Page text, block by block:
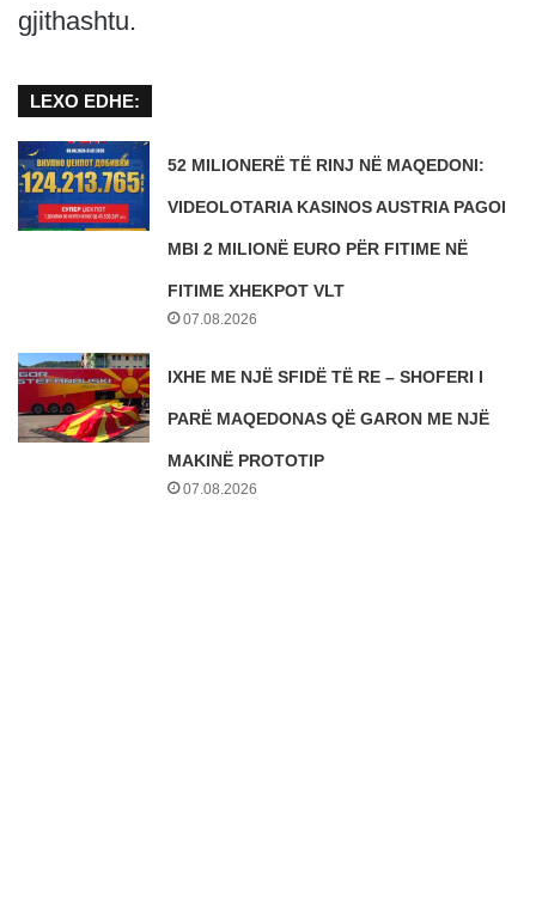
gjithashtu.
LEXO EDHE:
52 MILIONERË TË RINJ NË MAQEDONI:
VIDEOLOTARIA KASINOS AUSTRIA PAGOI
MBI 2 MILIONË EURO PËR FITIME NË
FITIME XHEKPOT VLT
07.08.2026
IXHE ME NJË SFIDË TË RE – SHOFERI I
PARË MAQEDONAS QË GARON ME NJË
MAKINË PROTOTIP
07.08.2026